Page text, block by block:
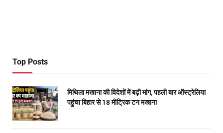
Top Posts
मिथिला मखाना की विदेशों में बढ़ी मांग, पहली बार ऑस्ट्रेलिया
पहुंचा बिहार से 18 मीट्रिक टन मखाना